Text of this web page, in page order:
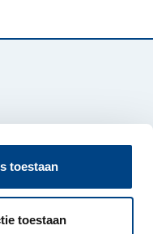
toestaan
toestaan